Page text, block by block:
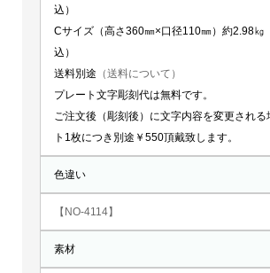
込）
Cサイズ（高さ360㎜×口径110㎜）約2.98㎏
込）
送料別途 （送料について）
プレート文字彫刻代は無料です。
ご注文後（彫刻後）に文字内容を変更される
ト1枚につき別途￥550頂戴致します。
色違い
【NO-4114】
素材